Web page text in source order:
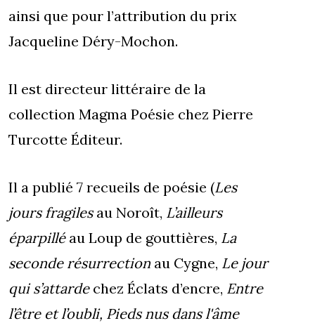
ainsi que pour l’attribution du prix
Jacqueline Déry-Mochon.
Il est directeur littéraire de la
collection Magma Poésie chez Pierre
Turcotte Éditeur.
Il a publié 7 recueils de poésie (Les
jours fragilesau Noroît, L’ailleurs
éparpilléau Loup de gouttières, La
seconde résurrection au Cygne, Le jour
qui s’attardechez Éclats d’encre, Entre
l’être et l’oubli, Pieds nus dans l'âme